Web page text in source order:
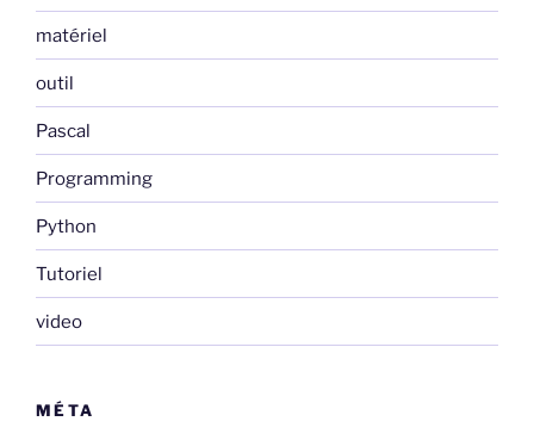
matériel
outil
Pascal
Programming
Python
Tutoriel
video
MÉTA